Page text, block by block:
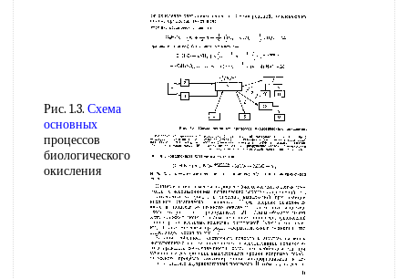
Рис. 1.3. Схема
основных
процессов
биологического
окисления